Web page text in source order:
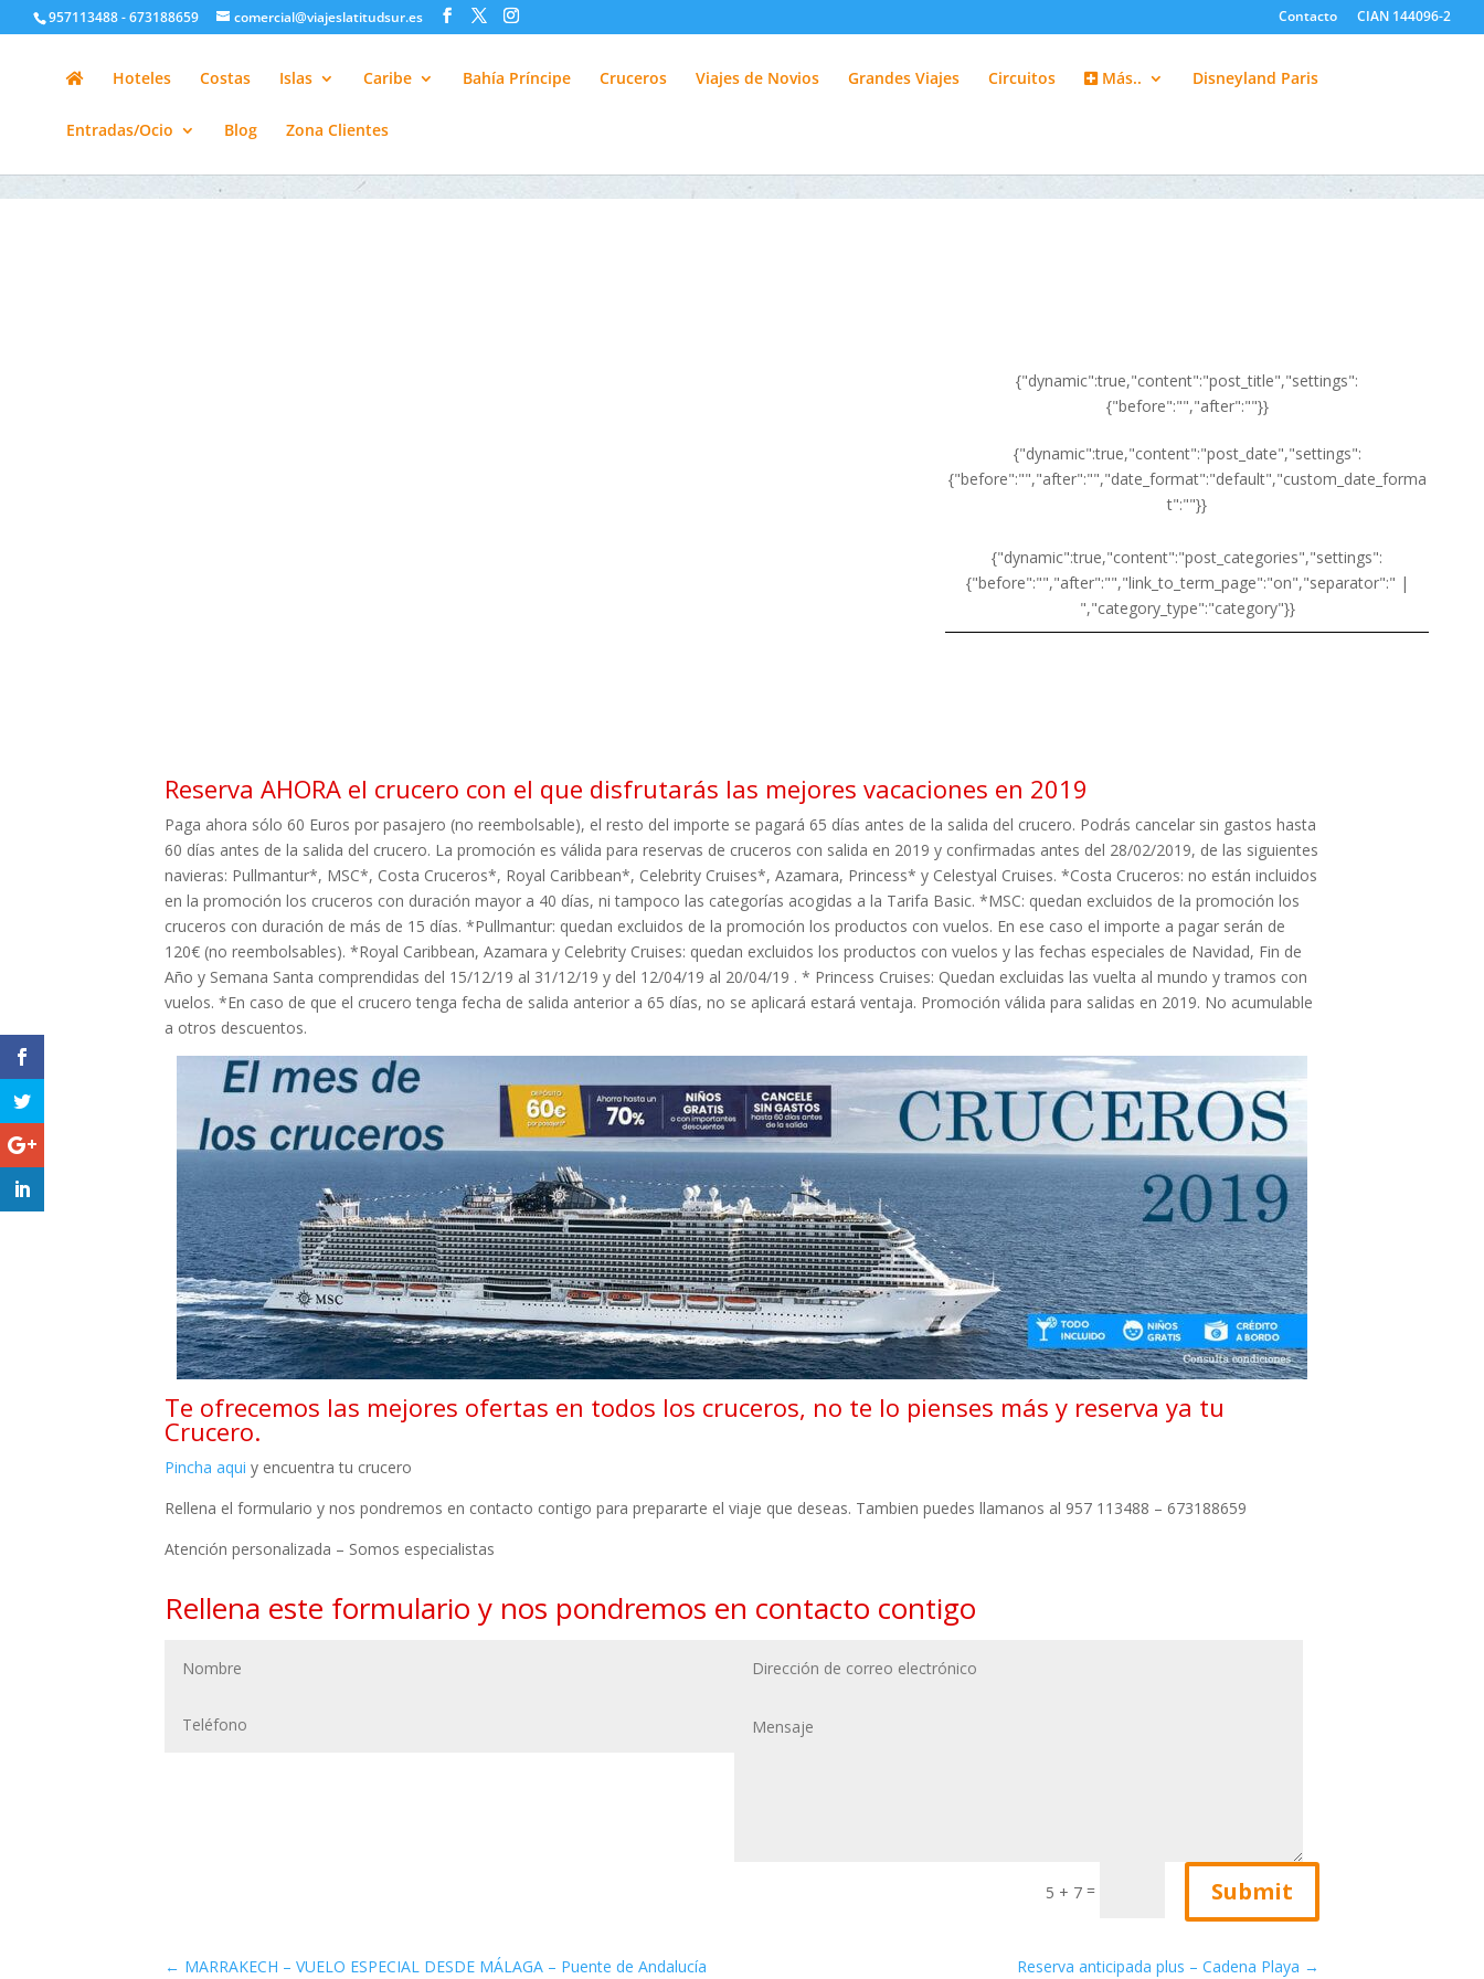
google-site-verification=H6A6AFFbXLQPnewL7da5KWjTFeKytP3gbsCfUlQl-3k
957113488 - 673188659 comercial@viajeslatitudsur.es Contacto CIAN 144096-2
Hoteles Costas Islas Caribe Bahía Príncipe Cruceros Viajes de Novios Grandes Viajes Circuitos Más.. Disneyland Paris
Entradas/Ocio Blog Zona Clientes
{"dynamic":true,"content":"post_title","settings":
{"before":"","after":""}}
{"dynamic":true,"content":"post_date","settings":
{"before":"","after":"","date_format":"default","custom_date_forma
t":""}}
{"dynamic":true,"content":"post_categories","settings":
{"before":"","after":"","link_to_term_page":"on","separator":" |
","category_type":"category"}}
Reserva AHORA el crucero con el que disfrutarás las mejores vacaciones en 2019
Paga ahora sólo 60 Euros por pasajero (no reembolsable), el resto del importe se pagará 65 días antes de la salida del crucero. Podrás cancelar sin gastos hasta
60 días antes de la salida del crucero. La promoción es válida para reservas de cruceros con salida en 2019 y confirmadas antes del 28/02/2019, de las siguientes
navieras: Pullmantur*, MSC*, Costa Cruceros*, Royal Caribbean*, Celebrity Cruises*, Azamara, Princess* y Celestyal Cruises. *Costa Cruceros: no están incluidos
en la promoción los cruceros con duración mayor a 40 días, ni tampoco las categorías acogidas a la Tarifa Basic. *MSC: quedan excluidos de la promoción los
cruceros con duración de más de 15 días. *Pullmantur: quedan excluidos de la promoción los productos con vuelos. En ese caso el importe a pagar serán de
120€ (no reembolsables). *Royal Caribbean, Azamara y Celebrity Cruises: quedan excluidos los productos con vuelos y las fechas especiales de Navidad, Fin de
Año y Semana Santa comprendidas del 15/12/19 al 31/12/19 y del 12/04/19 al 20/04/19 . * Princess Cruises: Quedan excluidas las vuelta al mundo y tramos con
vuelos. *En caso de que el crucero tenga fecha de salida anterior a 65 días, no se aplicará estará ventaja. Promoción válida para salidas en 2019. No acumulable
a otros descuentos.
Te ofrecemos las mejores ofertas en todos los cruceros, no te lo pienses más y reserva ya tu
Crucero.
Pincha aqui y encuentra tu crucero
Rellena el formulario y nos pondremos en contacto contigo para prepararte el viaje que deseas. Tambien puedes llamanos al 957 113488 – 673188659
Atención personalizada – Somos especialistas
Rellena este formulario y nos pondremos en contacto contigo
5 + 7 = Submit
← MARRAKECH – VUELO ESPECIAL DESDE MÁLAGA – Puente de Andalucía Reserva anticipada plus – Cadena Playa →